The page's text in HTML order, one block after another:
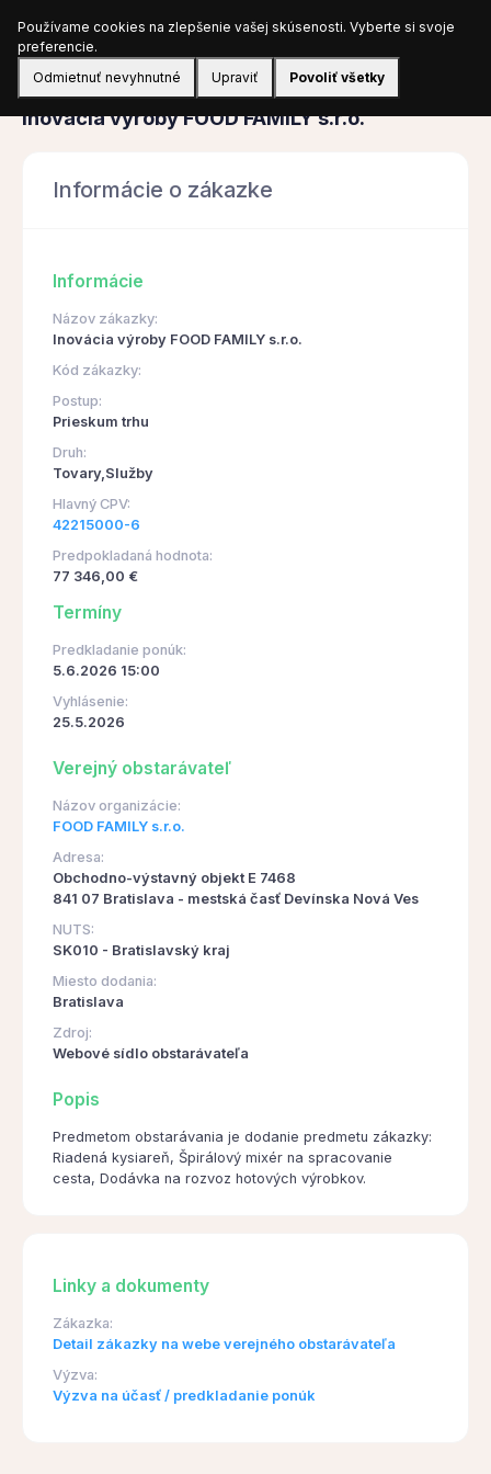
Prihlásiť sa
Obstarávanie
Inovácia výroby FOOD FAMILY s.r.o.
Informácie o zákazke
Informácie
Názov zákazky:
Inovácia výroby FOOD FAMILY s.r.o.
Kód zákazky:
Postup:
Prieskum trhu
Druh:
Tovary,Služby
Hlavný CPV:
42215000-6
Predpokladaná hodnota:
77 346,00 €
Termíny
Predkladanie ponúk:
5.6.2026 15:00
Vyhlásenie:
25.5.2026
Verejný obstarávateľ
Názov organizácie:
FOOD FAMILY s.r.o.
Adresa:
Obchodno-výstavný objekt E 7468
841 07 Bratislava - mestská časť Devínska Nová Ves
NUTS:
SK010 - Bratislavský kraj
Miesto dodania:
Bratislava
Zdroj:
Webové sídlo obstarávateľa
Popis
Predmetom obstarávania je dodanie predmetu zákazky:
Riadená kysiareň, Špirálový mixér na spracovanie
cesta, Dodávka na rozvoz hotových výrobkov.
Linky a dokumenty
Zákazka:
Detail zákazky na webe verejného obstarávateľa
Výzva:
Výzva na účasť / predkladanie ponúk
Používame cookies na zlepšenie vašej skúsenosti. Vyberte si svoje
preferencie.
Odmietnuť nevyhnutné
Upraviť Povoliť všetky